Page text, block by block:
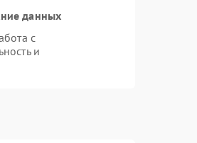
данных
с
и